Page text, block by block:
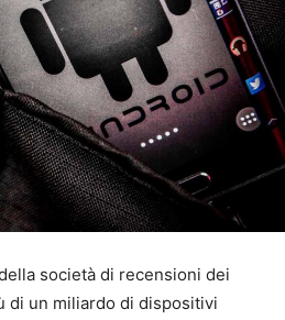
società di recensioni dei
di un miliardo di dispositivi